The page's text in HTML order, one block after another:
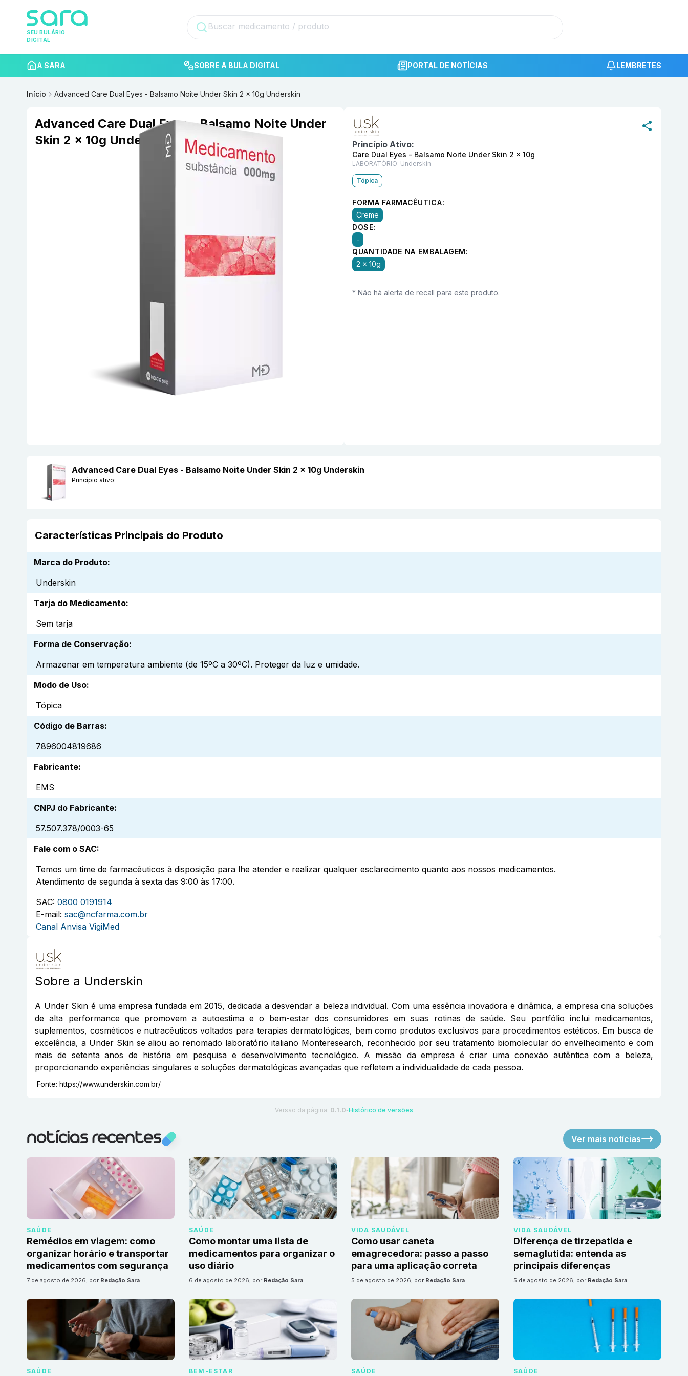
SEU BULÁRIO
DIGITAL
A SARA SOBRE A BULA DIGITAL PORTAL DE NOTÍCIAS LEMBRETES
Início Advanced Care Dual Eyes - Balsamo Noite Under Skin 2 x 10g Underskin
Advanced Care Dual Eyes - Balsamo Noite Under
Skin 2 x 10g Underskin
Princípio Ativo:
Care Dual Eyes - Balsamo Noite Under Skin 2 x 10g
LABORATÓRIO: Underskin
Tópica
FORMA FARMACÊUTICA:
Creme
DOSE:
-
QUANTIDADE NA EMBALAGEM:
2 x 10g
* Não há alerta de recall para este produto.
Advanced Care Dual Eyes - Balsamo Noite Under Skin 2 x 10g Underskin
Princípio ativo:
Características Principais do Produto
Marca do Produto:
Underskin
Tarja do Medicamento:
Sem tarja
Forma de Conservação:
Armazenar em temperatura ambiente (de 15ºC a 30ºC). Proteger da luz e umidade.
Modo de Uso:
Tópica
Código de Barras:
7896004819686
Fabricante:
EMS
CNPJ do Fabricante:
57.507.378/0003-65
Fale com o SAC:
Temos um time de farmacêuticos à disposição para lhe atender e realizar qualquer esclarecimento quanto aos nossos medicamentos.
Atendimento de segunda à sexta das 9:00 às 17:00.
SAC: 0800 0191914
E-mail: sac@ncfarma.com.br
Canal Anvisa VigiMed
Sobre a Underskin
A Under Skin é uma empresa fundada em 2015, dedicada a desvendar a beleza individual. Com uma essência inovadora e dinâmica, a empresa cria soluções
de alta performance que promovem a autoestima e o bem-estar dos consumidores em suas rotinas de saúde. Seu portfólio inclui medicamentos,
suplementos, cosméticos e nutracêuticos voltados para terapias dermatológicas, bem como produtos exclusivos para procedimentos estéticos. Em busca de
excelência, a Under Skin se aliou ao renomado laboratório italiano Monteresearch, reconhecido por seu tratamento biomolecular do envelhecimento e com
mais de setenta anos de história em pesquisa e desenvolvimento tecnológico. A missão da empresa é criar uma conexão autêntica com a beleza,
proporcionando experiências singulares e soluções dermatológicas avançadas que refletem a individualidade de cada pessoa.
Fonte: https://www.underskin.com.br/
Versão da página: 0.1.0 ●Histórico de versões
notícias recentes Ver mais notícias
SAÚDE
Remédios em viagem: como
organizar horário e transportar
medicamentos com segurança
7 de agosto de 2026, por Redação Sara
SAÚDE
Como montar uma lista de
medicamentos para organizar o
uso diário
6 de agosto de 2026, por Redação Sara
VIDA SAUDÁVEL
Como usar caneta
emagrecedora: passo a passo
para uma aplicação correta
5 de agosto de 2026, por Redação Sara
VIDA SAUDÁVEL
Diferença de tirzepatida e
semaglutida: entenda as
principais diferenças
5 de agosto de 2026, por Redação Sara
SAÚDE BEM-ESTAR SAÚDE SAÚDE